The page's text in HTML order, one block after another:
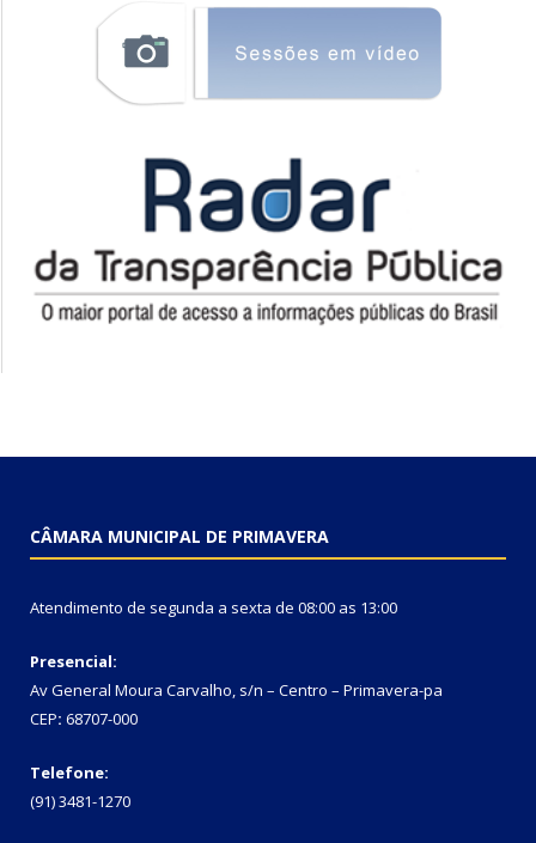
CÂMARA MUNICIPAL DE PRIMAVERA
Atendimento de segunda a sexta de 08:00 as 13:00
Presencial:
Av General Moura Carvalho, s/n – Centro – Primavera-pa
CEP: 68707-000
Telefone:
(91) 3481-1270